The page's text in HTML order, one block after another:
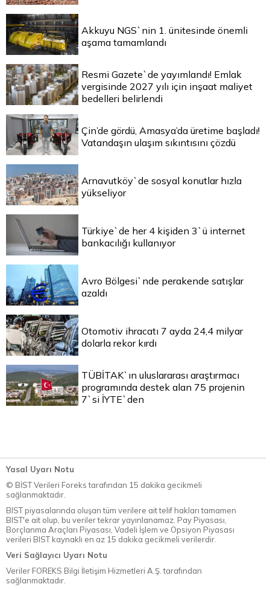
Akkuyu NGS`nin 1. ünitesinde önemli
aşama tamamlandı
Resmi Gazete`de yayımlandı! Emlak
vergisinde 2027 yılı için inşaat maliyet
bedelleri belirlendi
Çin’de gördü, Amasya’da üretime başladı!
Vatandaşın ulaşım sıkıntısını çözdü
Arnavutköy`de sosyal konutlar hızla
yükseliyor
Türkiye`de her 4 kişiden 3`ü internet
bankacılığı kullanıyor
Avro Bölgesi`nde perakende satışlar
azaldı
Otomotiv ihracatı 7 ayda 24,4 milyar
dolarla rekor kırdı
TÜBİTAK`ın uluslararası araştırmacı
programında destek alan 75 projenin
7`si İYTE`den
Yasal Uyarı Notu
© BİST Verileri Foreks tarafından 15 dakika gecikmeli
sağlanmaktadır.
BIST piyasalarında oluşan tüm verilere ait telif hakları tamamen
BIST'e ait olup, bu veriler tekrar yayınlanamaz. Pay Piyasası,
Borçlanma Araçları Piyasası, Vadeli İşlem ve Opsiyon Piyasası
verileri BIST kaynaklı en az 15 dakika gecikmeli verilerdir.
Veri Sağlayıcı Uyarı Notu
Veriler FOREKS Bilgi İletişim Hizmetleri A.Ş. tarafından
sağlanmaktadır.